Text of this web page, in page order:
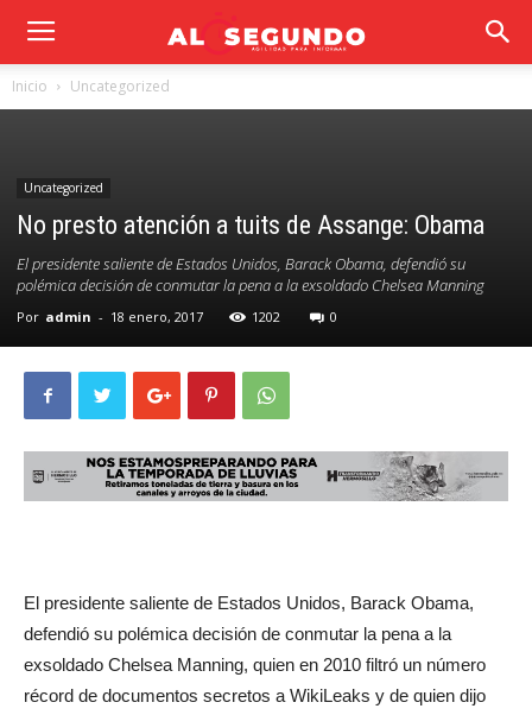
Inicio Uncategorized
Uncategorized
No presto atención a tuits de Assange: Obama
El presidente saliente de Estados Unidos, Barack Obama, defendió su
polémica decisión de conmutar la pena a la exsoldado Chelsea Manning
Por admin - 18 enero, 2017 1202 0
El presidente saliente de Estados Unidos, Barack Obama,
defendió su polémica decisión de conmutar la pena a la
exsoldado Chelsea Manning, quien en 2010 filtró un número
récord de documentos secretos a WikiLeaks y de quien dijo